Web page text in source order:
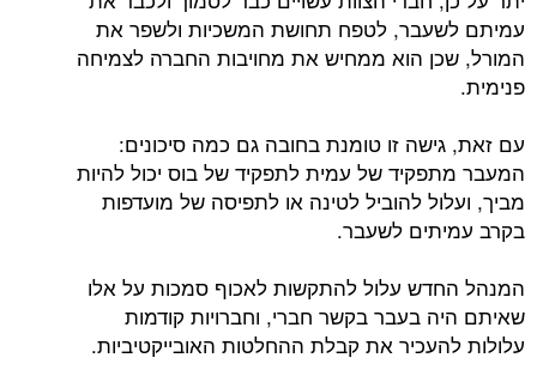
עמיתם לשעבר, לטפח תחושת המשכיות ולשפר את
המורל, שכן הוא ממחיש את מחויבות החברה לצמיחה
פנימית.
עם זאת, גישה זו טומנת בחובה גם כמה סיכונים:
המעבר מתפקיד של עמית לתפקיד של בוס יכול להיות
מביך, ועלול להוביל לטינה או לתפיסה של מועדפות
בקרב עמיתים לשעבר.
המנהל החדש עלול להתקשות לאכוף סמכות על אלו
שאיתם היה בעבר בקשר חברי, וחברויות קודמות
עלולות להעכיר את קבלת ההחלטות האובייקטיביות.